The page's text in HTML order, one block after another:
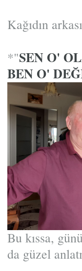
Kağıdın
*"SEN O'
BEN O'
Bu kıssa,
da güzel